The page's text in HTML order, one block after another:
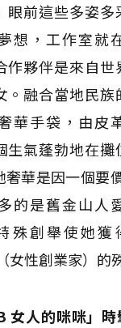
眼前這些多姿多
想，工作室就
作夥伴是來自世
。融合當地民族
華手袋，由皮
生氣蓬勃地在攤
奢華是因一個要
的是舊金山人
殊創舉使她獲
女性創業家）的
女人的咪咪」時